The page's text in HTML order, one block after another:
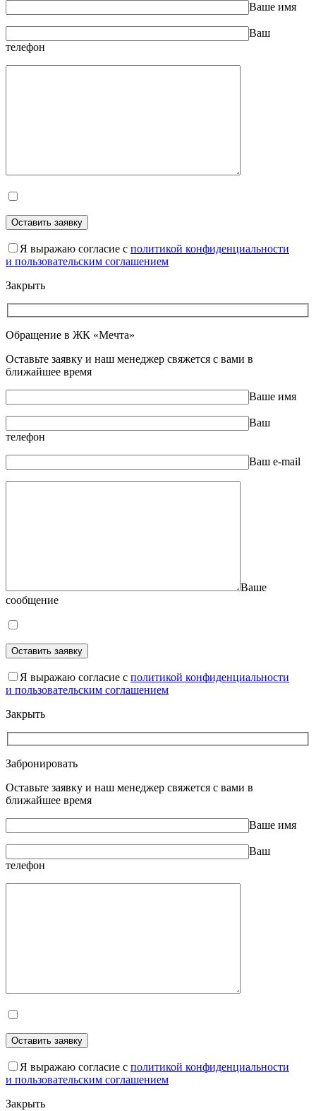
Ваше имя
Ваш
телефон
Оставить заявку
Оставьте это поле пустым.
Я выражаю согласие с политикой конфиденциальности
и пользовательским соглашением
Закрыть
Обращение в ЖК «Мечта»
Оставьте заявку и наш менеджер свяжется с вами в
ближайшее время
Ваше имя
Ваш
телефон
Ваш e-mail
Ваше
сообщение
Оставить заявку
Оставьте это поле пустым.
Я выражаю согласие с политикой конфиденциальности
и пользовательским соглашением
Закрыть
Забронировать
Оставьте заявку и наш менеджер свяжется с вами в
ближайшее время
Ваше имя
Ваш
телефон
Оставить заявку
Оставьте это поле пустым.
Я выражаю согласие с политикой конфиденциальности
и пользовательским соглашением
Закрыть